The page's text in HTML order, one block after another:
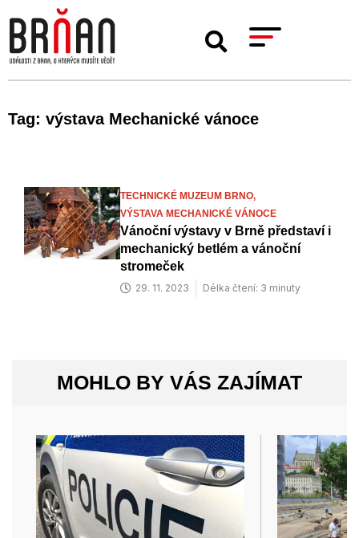
Tag: výstava Mechanické vánoce
TECHNICKÉ MUZEUM BRNO,
VÝSTAVA MECHANICKÉ VÁNOCE
Vánoční výstavy v Brně představí i
mechanický betlém a vánoční
stromeček
29. 11. 2023 Délka čtení: 3 minuty
MOHLO BY VÁS ZAJÍMAT